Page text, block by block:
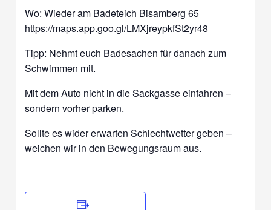
Wo: Wieder am Badeteich Bisamberg 65
https://maps.app.goo.gl/LMXjreypkfSt2yr48
Tipp: Nehmt euch Badesachen für danach zum
Schwimmen mit.
Mit dem Auto nicht in die Sackgasse einfahren –
sondern vorher parken.
Sollte es wider erwarten Schlechtwetter geben –
weichen wir in den Bewegungsraum aus.